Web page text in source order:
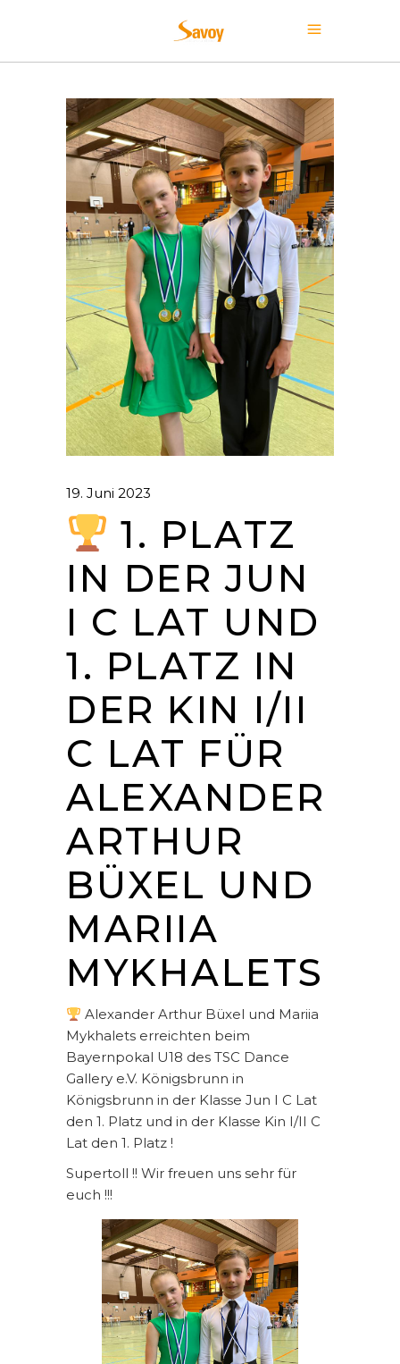
19. Juni 2023
1. PLATZ
IN DER JUN
I C LAT UND
1. PLATZ IN
DER KIN I/II
C LAT FÜR
ALEXANDER
ARTHUR
BÜXEL UND
MARIIA
MYKHALETS
Alexander Arthur Büxel und Mariia
Mykhalets erreichten beim
Bayernpokal U18 des TSC Dance
Gallery e.V. Königsbrunn in
Königsbrunn in der Klasse Jun I C Lat
den 1. Platz und in der Klasse Kin I/II C
Lat den 1. Platz !
Supertoll !! Wir freuen uns sehr für
euch !!!